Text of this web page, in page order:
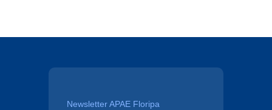
Newsletter APAE Floripa